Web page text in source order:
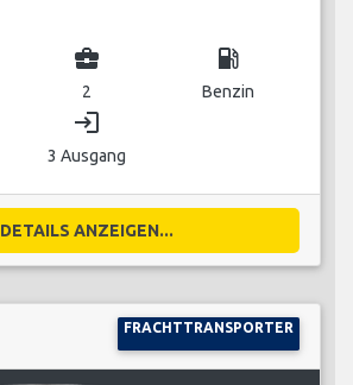
business_center
2
local_gas_station
Benzin
login
3 Ausgang
DETAILS ANZEIGEN...
FRACHTTRANSPORTER